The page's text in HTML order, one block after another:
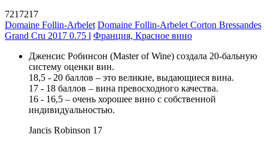
7217217
Domaine Follin-Arbelet Domaine Follin-Arbelet Corton Bressandes
Grand Cru 2017 0.75 l Франция, Красное вино
Дженсис Робинсон (Master of Wine) создала 20-бальную
систему оценки вин.
18,5 - 20 баллов – это великие, выдающиеся вина.
17 - 18 баллов – вина превосходного качества.
16 - 16,5 – очень хорошее вино с собственной
индивидуальностью.
Jancis Robinson 17